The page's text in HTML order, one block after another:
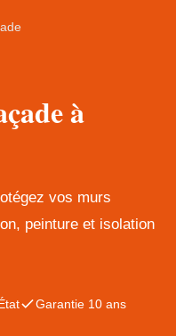
à
vos murs
peinture et isolation
Garantie 10 ans